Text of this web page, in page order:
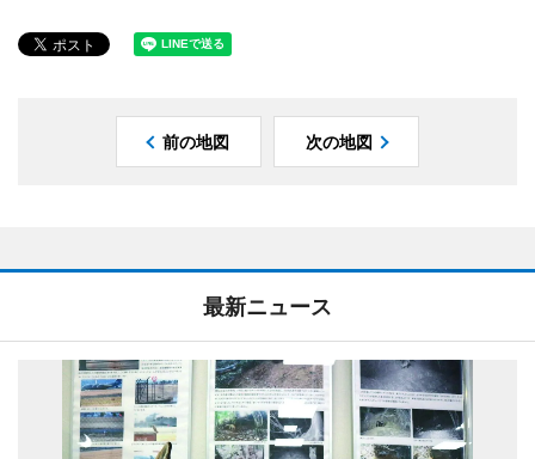
前の地図 次の地図
最新ニュース